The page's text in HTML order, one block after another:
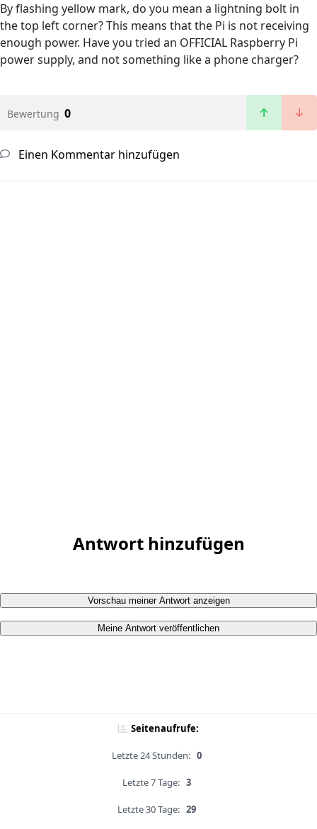
By flashing yellow mark, do you mean a lightning bolt in
the top left corner? This means that the Pi is not receiving
enough power. Have you tried an OFFICIAL Raspberry Pi
power supply, and not something like a phone charger?
Bewertung 0
Einen Kommentar hinzufügen
Antwort hinzufügen
Vorschau meiner Antwort anzeigen
Meine Antwort veröffentlichen
Seitenaufrufe:
Letzte 24 Stunden: 0
Letzte 7 Tage: 3
Letzte 30 Tage: 29